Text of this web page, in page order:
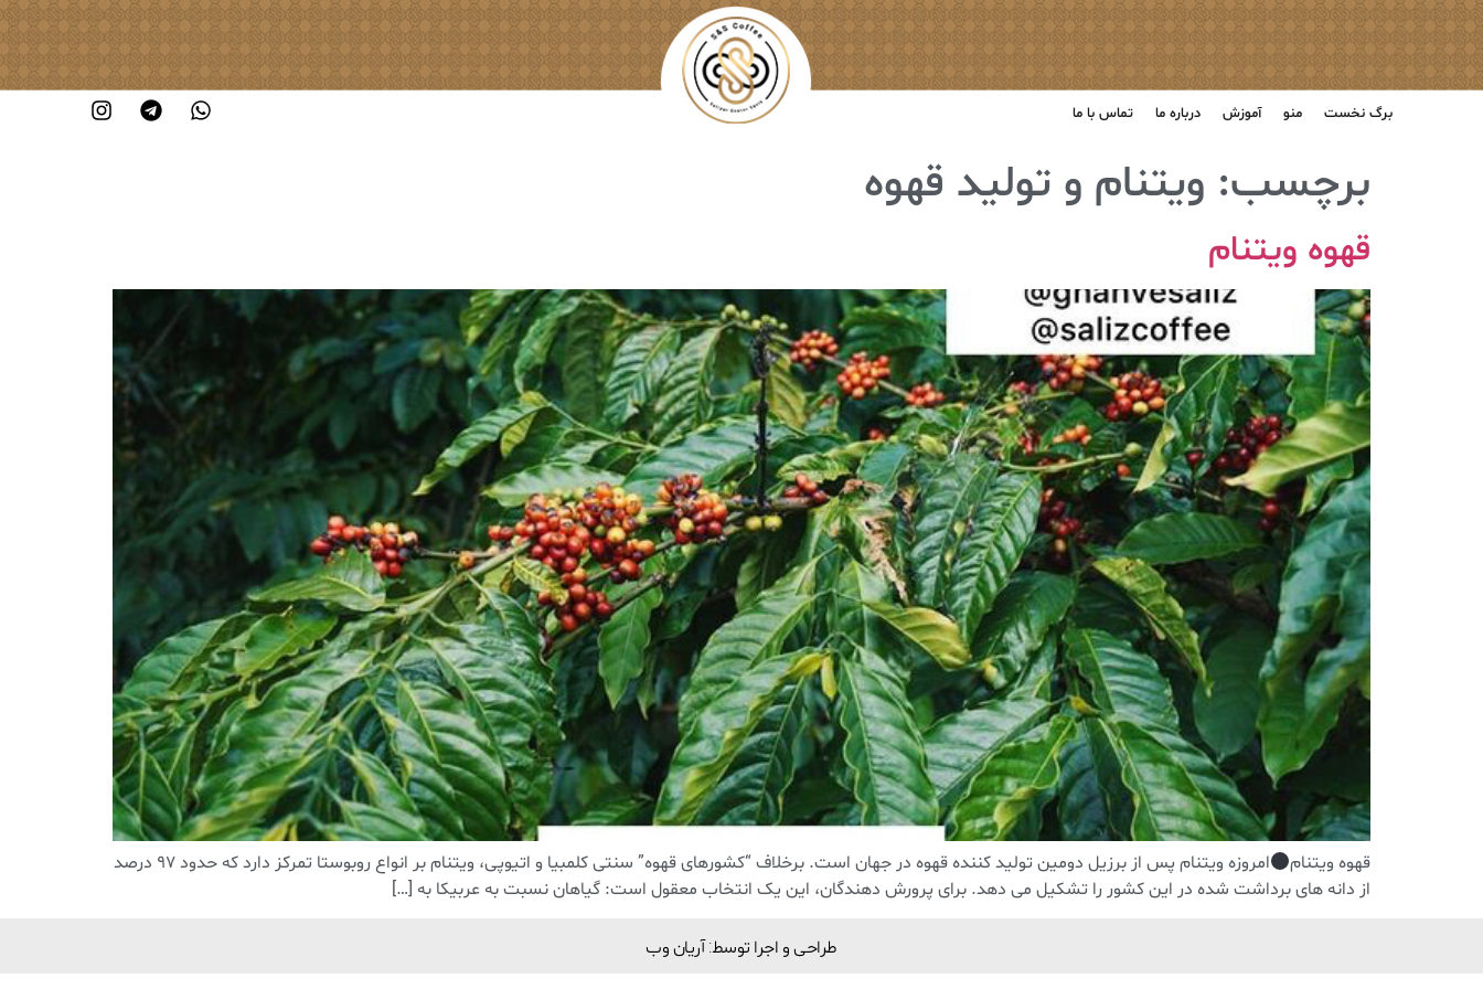
برگ نخست منو آموزش درباره ما تماس با ما
برچسب: ویتنام و تولید قهوه
قهوه ویتنام
قهوه ویتنام
امروزه ویتنام پس از برزیل دومین تولید کننده قهوه در جهان است. برخلاف “کشورهای قهوه” سنتی کلمبیا و اتیوپی، ویتنام بر انواع روبوستا تمرکز دارد که حدود 97 درصد
از دانه های برداشت شده در این کشور را تشکیل می دهد. برای پرورش دهندگان، این یک انتخاب معقول است: گیاهان نسبت به عربیکا به […]
طراحی و اجرا توسط: آریان وب